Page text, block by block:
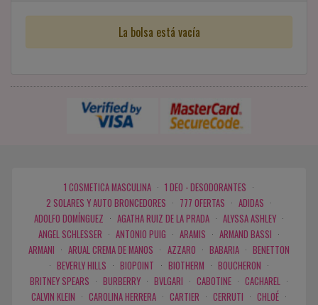
La bolsa está vacía
1 COSMETICA MASCULINA · 1 DEO - DESODORANTES ·
2 SOLARES Y AUTO BRONCEDORES · 777 OFERTAS · ADIDAS ·
ADOLFO DOMÍNGUEZ · AGATHA RUIZ DE LA PRADA · ALYSSA ASHLEY ·
ANGEL SCHLESSER · ANTONIO PUIG · ARAMIS · ARMAND BASSI ·
ARMANI · ARUAL CREMA DE MANOS · AZZARO · BABARIA · BENETTON
· BEVERLY HILLS · BIOPOINT · BIOTHERM · BOUCHERON ·
BRITNEY SPEARS · BURBERRY · BVLGARI · CABOTINE · CACHAREL ·
CALVIN KLEIN · CAROLINA HERRERA · CARTIER · CERRUTI · CHLOÉ ·